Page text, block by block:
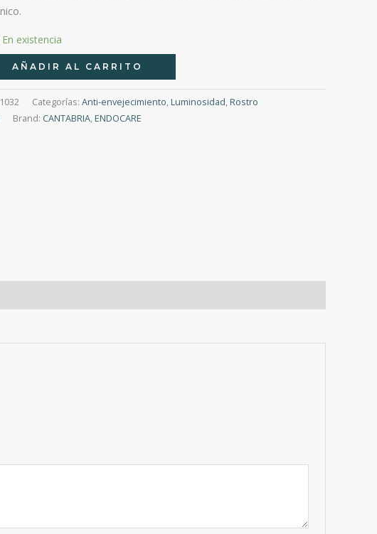
En existencia
AÑADIR AL CARRITO
Categorías: Anti-envejecimiento,Luminosidad,Rostro
Brand: CANTABRIA,ENDOCARE